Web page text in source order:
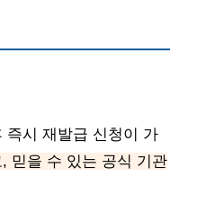
즉시 재발급 신청이 가
믿을 수 있는 공식 기관